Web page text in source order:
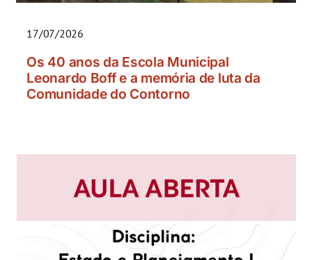
17/07/2026
Os 40 anos da Escola Municipal
Leonardo Boff e a memória de luta da
Comunidade do Contorno